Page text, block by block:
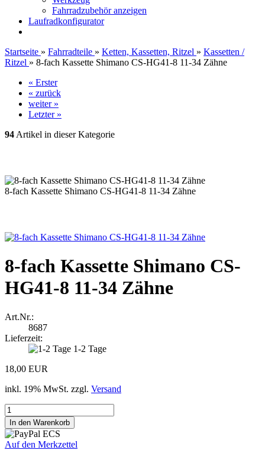
Fahrradzubehör anzeigen
Laufradkonfigurator
Startseite » Fahrradteile » Ketten, Kassetten, Ritzel » Kassetten /
Ritzel » 8-fach Kassette Shimano CS-HG41-8 11-34 Zähne
« Erster
« zurück
weiter »
Letzter »
94 Artikel in dieser Kategorie
8-fach Kassette Shimano CS-HG41-8 11-34 Zähne
8-fach Kassette Shimano CS-
HG41-8 11-34 Zähne
Art.Nr.:
8687
Lieferzeit:
1-2 Tage
18,00 EUR
inkl. 19% MwSt. zzgl. Versand
Auf den Merkzettel